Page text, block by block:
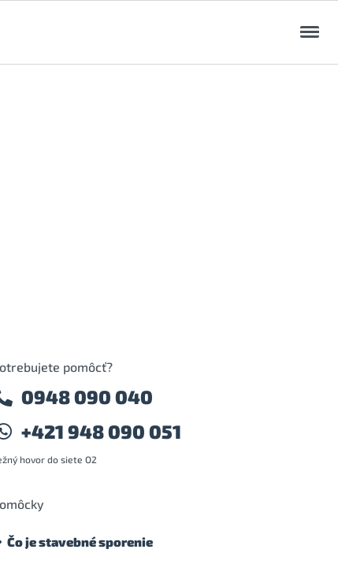
pomôcť?
0948 090 040
+421 948 090 051
hovor do siete O2
Čo je stavebné sporenie